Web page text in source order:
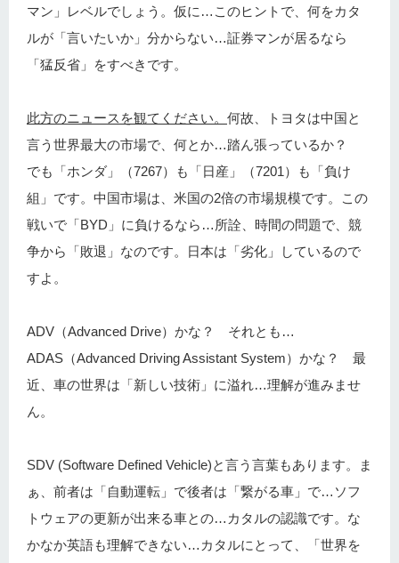
マン」レベルでしょう。仮に…このヒントで、何をカタ
ルが「言いたいか」分からない…証券マンが居るなら
「猛反省」をすべきです。
此方のニュースを観てください。 何故、トヨタは中国と
言う世界最大の市場で、何とか…踏ん張っているか？
でも「ホンダ」（7267）も「日産」（7201）も「負け
組」です。中国市場は、米国の2倍の市場規模です。この
戦いで「BYD」に負けるなら…所詮、時間の問題で、競
争から「敗退」なのです。日本は「劣化」しているので
すよ。
ADV（Advanced Drive）かな？ それとも…
ADAS（Advanced Driving Assistant System）かな？ 最
近、車の世界は「新しい技術」に溢れ…理解が進みませ
ん。
SDV (Software Defined Vehicle)と言う言葉もあります。ま
ぁ、前者は「自動運転」で後者は「繋がる車」で…ソフ
トウェアの更新が出来る車との…カタルの認識です。な
かなか英語も理解できない…カタルにとって、「世界を